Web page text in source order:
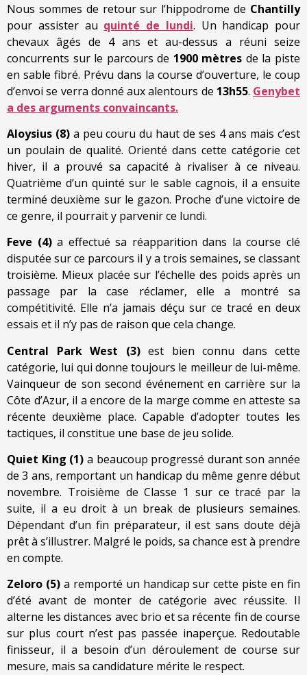
Nous sommes de retour sur l’hippodrome de Chantilly
pour assister au quinté de lundi. Un handicap pour
chevaux âgés de 4 ans et au-dessus a réuni seize
concurrents sur le parcours de 1900 mètres de la piste
en sable fibré. Prévu dans la course d’ouverture, le coup
d’envoi se verra donné aux alentours de 13h55. Genybet
a des arguments convaincants.
Aloysius (8) a peu couru du haut de ses 4 ans mais c’est
un poulain de qualité. Orienté dans cette catégorie cet
hiver, il a prouvé sa capacité à rivaliser à ce niveau.
Quatrième d’un quinté sur le sable cagnois, il a ensuite
terminé deuxième sur le gazon. Proche d’une victoire de
ce genre, il pourrait y parvenir ce lundi.
Feve (4)a effectué sa réapparition dans la course clé
disputée sur ce parcours il y a trois semaines, se classant
troisième. Mieux placée sur l’échelle des poids après un
passage par la case réclamer, elle a montré sa
compétitivité. Elle n’a jamais déçu sur ce tracé en deux
essais et il n’y pas de raison que cela change.
Central Park West (3)est bien connu dans cette
catégorie, lui qui donne toujours le meilleur de lui-même.
Vainqueur de son second événement en carrière sur la
Côte d’Azur, il a encore de la marge comme en atteste sa
récente deuxième place. Capable d’adopter toutes les
tactiques, il constitue une base de jeu solide.
Quiet King (1) a beaucoup progressé durant son année
de 3 ans, remportant un handicap du même genre début
novembre. Troisième de Classe 1 sur ce tracé par la
suite, il a eu droit à un break de plusieurs semaines.
Dépendant d’un fin préparateur, il est sans doute déjà
prêt à s’illustrer. Malgré le poids, sa chance est à prendre
en compte.
Zeloro (5) a remporté un handicap sur cette piste en fin
d’été avant de monter de catégorie avec réussite. Il
alterne les distances avec brio et sa récente fin de course
sur plus court n’est pas passée inaperçue. Redoutable
finisseur, il a besoin d’un déroulement de course sur
mesure, mais sa candidature mérite le respect.